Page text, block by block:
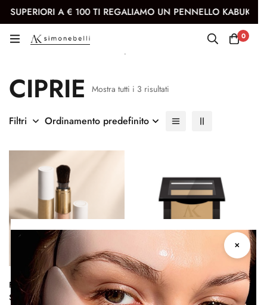
TI REGALIAMO UN PENNELLO KABUKI Iscriviti alla
0
CIPRIE Mostra tutti i 3 risultati
Filtri Ordinamento predefinito
Fifty Powder | Cipria Protettiva
SPF 50
Compact Powder | Cipria
Compatta
✕